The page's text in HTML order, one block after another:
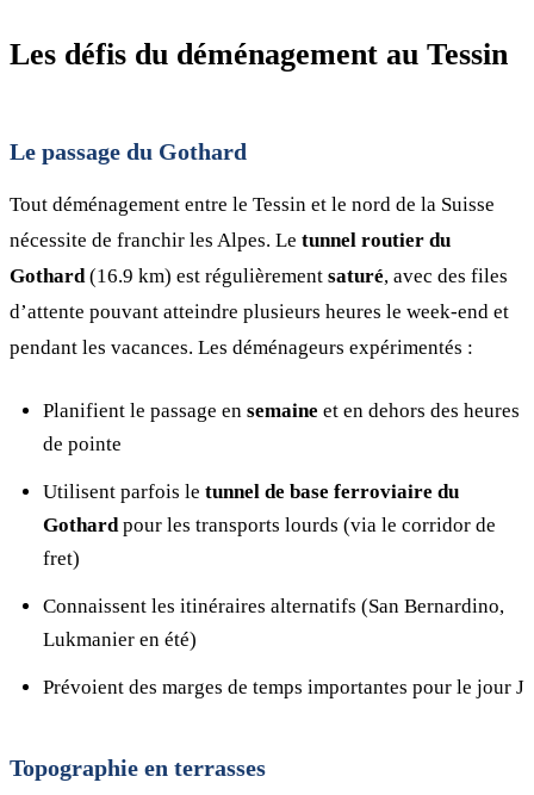
Les défis du déménagement au Tessin
Le passage du Gothard
Tout déménagement entre le Tessin et le nord de la Suisse
nécessite de franchir les Alpes. Le tunnel routier du
Gothard(16.9 km) est régulièrement saturé, avec des files
d’attente pouvant atteindre plusieurs heures le week-end et
pendant les vacances. Les déménageurs expérimentés :
Planifient le passage en semaine et en dehors des heures
de pointe
Utilisent parfois le tunnel de base ferroviaire du
Gothardpour les transports lourds (via le corridor de
fret)
Connaissent les itinéraires alternatifs (San Bernardino,
Lukmanier en été)
Prévoient des marges de temps importantes pour le jour J
Topographie en terrasses